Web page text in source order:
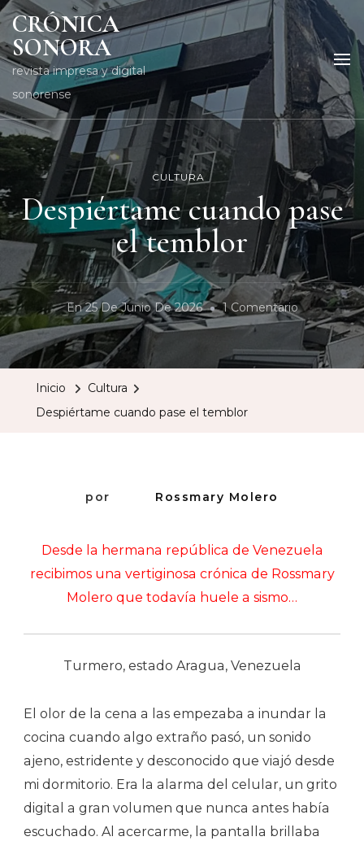
CRÓNICA
SONORA
revista impresa y digital
sonorense
CULTURA
Despiértame cuando pase
el temblor
En25 De Junio De 2026 1 ComentarioEn
Cuando
Inicio
Cultura
Despiértame cuando pase el temblor
por Rossmary Molero
Desde la hermana república de Venezuela
recibimos una vertiginosa crónica de Rossmary
Molero que todavía huele a sismo…
Turmero, estado Aragua, Venezuela
El olor de la cena a las empezaba a inundar la
cocina cuando algo extraño pasó, un sonido
ajeno, estridente y desconocido que viajó desde
mi dormitorio. Era la alarma del celular, un grito
digital a gran volumen que nunca antes había
escuchado. Al acercarme, la pantalla brillaba